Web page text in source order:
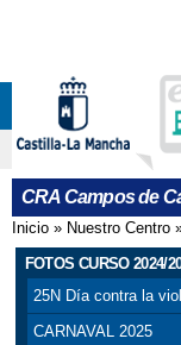
CRA Campos de
Se
Inicio » Nuestro Centro
FOTOS CURSO 2024/
25N Día contra la
CARNAVAL 2025